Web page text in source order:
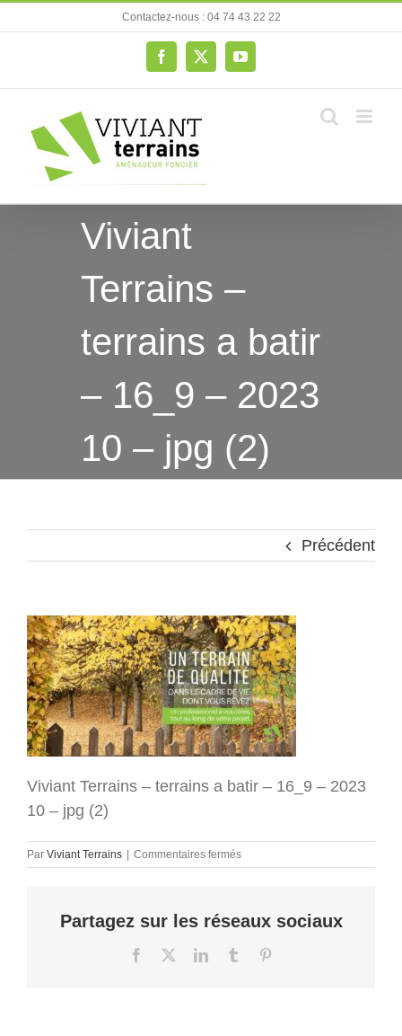
au
Contactez-nous : 04 74 43 22 22
Facebook
X YouTube
Viviant
Terrains –
terrains a batir
– 16_9 – 2023
10 – jpg (2)
Précédent
Viviant Terrains – terrains a batir – 16_9 – 2023
10 – jpg (2)
Par Viviant Terrains Commentaires ferméssur
Viviant
terrains
batir
Partagez sur les réseaux sociaux
Facebook LinkedInTumblr